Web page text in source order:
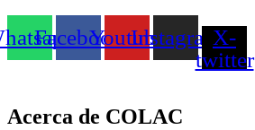
FacebookYoutubeInstagramX-
twitter
Acerca de COLAC